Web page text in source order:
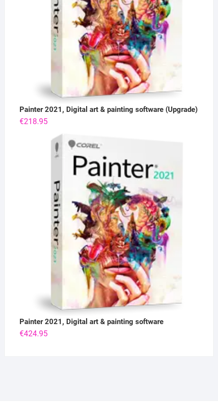
Painter 2021, Digital art & painting software (Upgrade)
€218.95
Painter 2021, Digital art & painting software
€424.95